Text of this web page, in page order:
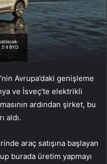
Avrupa’daki genişleme
ve İsveç’te elektrikli
ardından şirket, bu
aldı.
araç satışına başlayan
burada üretim yapmayı